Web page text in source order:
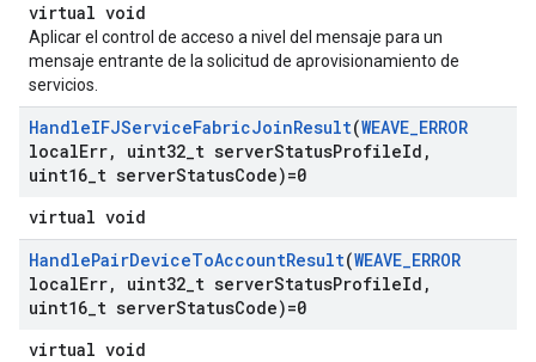
virtual void
Aplicar el control de acceso a nivel del mensaje para un
mensaje entrante de la solicitud de aprovisionamiento de
servicios.
HandleIFJServiceFabricJoinResult(WEAVE_ERROR
localErr, uint32 t serverStatusProfileId ,
uint16 t serverStatusCode)=0
virtual void
HandlePairDeviceToAccountResult(WEAVE_ERROR
localErr, uint32 t serverStatusProfileId ,
uint16 t serverStatusCode)=0
virtual void